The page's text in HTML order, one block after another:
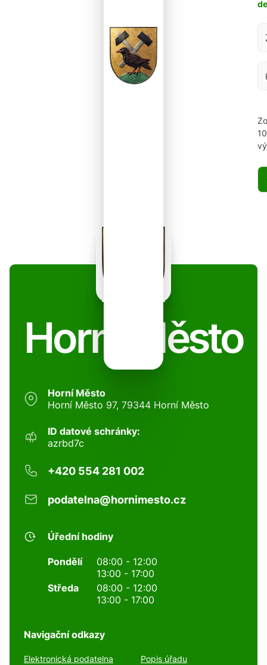
Horní Město
Horní Město
Horní Město 97, 79344 Horní Město
ID datové schránky:
azrbd7c
+420 554 281 002
podatelna@hornimesto.cz
Úřední hodiny
Pondělí
08:00 - 12:00
13:00 - 17:00
Středa
08:00 - 12:00
13:00 - 17:00
Navigační odkazy
Elektronická podatelna Popis úřadu